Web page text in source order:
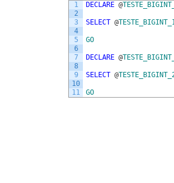
1
2
3
4
5
6
7
8
9
10
11
DECLARE @
SELECT @
GO
DECLARE @
SELECT @
GO